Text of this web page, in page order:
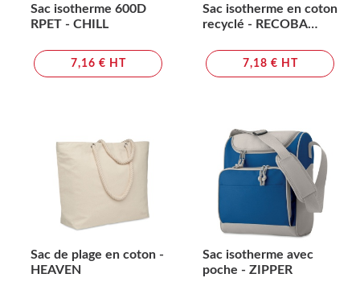
Sac isotherme 600D
RPET - CHILL
7,16 € HT
Sac isotherme en coton
recyclé - RECOBA
7,18 € HT
Sac de plage en coton -
HEAVEN
Sac isotherme avec
poche - ZIPPER